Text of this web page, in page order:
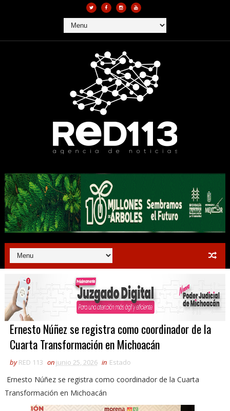
Ernesto Núñez se registra como coordinador de la
Cuarta Transformación en Michoacán
by RED 113 on junio 25, 2026 in Estado
Ernesto Núñez se registra como coordinador de la Cuarta
Transformación en Michoacán